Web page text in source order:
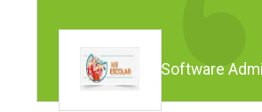
Software